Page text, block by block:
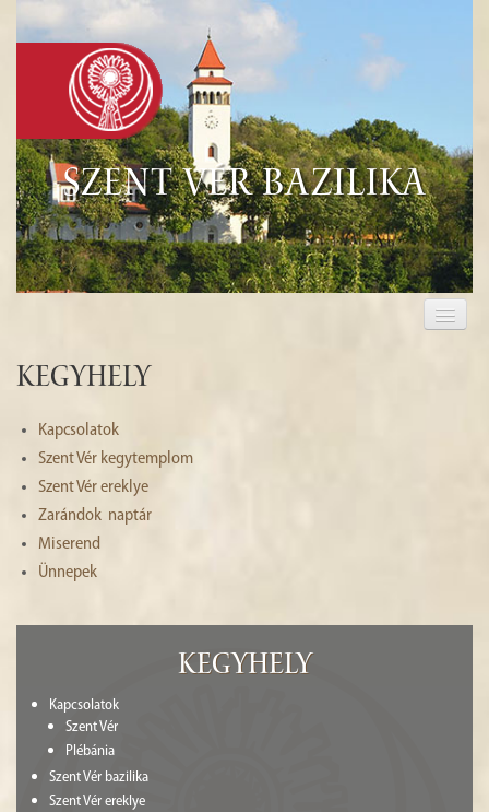
Szent Vér Bazilika
KEGYHELY
TURISZTIKA
HISTÓRIA
GALÉRIA
Kegyhely
Kapcsolatok
Szent Vér kegytemplom
Szent Vér ereklye
Zarándok naptár
Miserend
Ünnepek
Kegyhely
Kapcsolatok
Szent Vér
Plébánia
Szent Vér bazilika
Szent Vér ereklye